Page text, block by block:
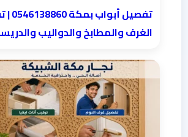
تفصيل
الغرف والمطابخ والدواليب